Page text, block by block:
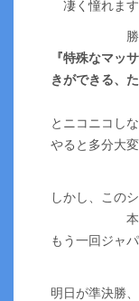
凄く憧れま
『特殊なマッ
きができる、
とニコニコし
やると多分大
しかし、この
もう一回ジャ
明日が準決勝